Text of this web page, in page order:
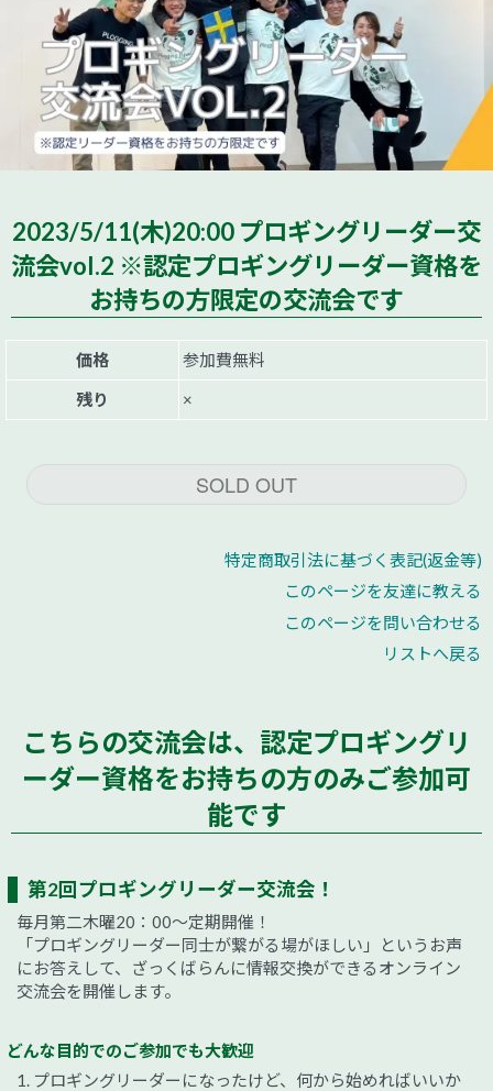
2023/5/11(木)20:00 プロギングリーダー交
流会vol.2 ※認定プロギングリーダー資格を
お持ちの方限定の交流会です
価格
参加費無料
残り
×
SOLD OUT
特定商取引法に基づく表記(返金等)
このページを友達に教える
このページを問い合わせる
リストへ戻る
こちらの交流会は、認定プロギングリ
ーダー資格をお持ちの方のみご参加可
能です
第2回プロギングリーダー交流会！
毎月第二木曜20：00〜定期開催！
「プロギングリーダー同士が繋がる場がほしい」というお声
にお答えして、ざっくばらんに情報交換ができるオンライン
交流会を開催します。
どんな目的でのご参加でも大歓迎
プロギングリーダーになったけど、何から始めればいいか